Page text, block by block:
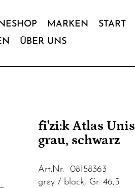
MARKEN START
ÜBER UNS
fi'zi:k Atlas
grau, schwarz
Art.Nr. 08158363
grey / black, Gr. 46,5